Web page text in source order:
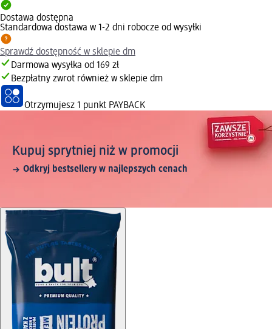
Dostawa dostępna
Standardowa dostawa w 1-2 dni robocze od wysyłki
Sprawdź dostępność w sklepie dm
Darmowa wysyłka od 169 zł
Bezpłatny zwrot również w sklepie dm
Otrzymujesz 1 punkt PAYBACK
Kupuj sprytniej niż w promocji
Odkryj bestsellery w najlepszych cenach